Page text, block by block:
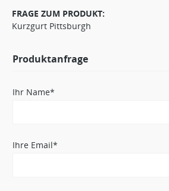
FRAGE ZUM PRODUKT:
Kurzgurt Pittsburgh
Produktanfrage
Ihr Name*
Ihre Email*